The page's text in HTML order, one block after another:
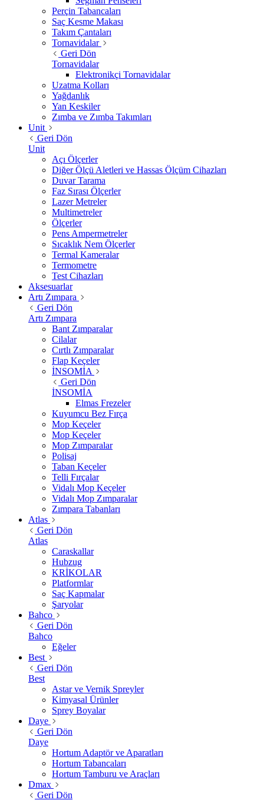
Perçin Tabancaları
Saç Kesme Makası
Takım Çantaları
Tornavidalar
Geri Dön
Tornavidalar
Elektronikçi Tornavidalar
Uzatma Kolları
Yağdanlık
Yan Keskiler
Zımba ve Zımba Takımları
Unit
Geri Dön
Unit
Açı Ölçerler
Diğer Ölçü Aletleri ve Hassas Ölçüm Cihazları
Duvar Tarama
Faz Sırası Ölçerler
Lazer Metreler
Multimetreler
Ölçerler
Pens Ampermetreler
Sıcaklık Nem Ölçerler
Termal Kameralar
Termometre
Test Cihazları
Aksesuarlar
Artı Zımpara
Geri Dön
Artı Zımpara
Bant Zımparalar
Cilalar
Cırtlı Zımparalar
Flap Keçeler
İNSOMİA
Geri Dön
İNSOMİA
Elmas Frezeler
Kuyumcu Bez Fırça
Mop Keçeler
Mop Keçeler
Mop Zımparalar
Polisaj
Taban Keçeler
Telli Fırçalar
Vidalı Mop Keçeler
Vidalı Mop Zımparalar
Zımpara Tabanları
Atlas
Geri Dön
Atlas
Caraskallar
Hubzug
KRİKOLAR
Platformlar
Saç Kapmalar
Şaryolar
Bahco
Geri Dön
Bahco
Eğeler
Best
Geri Dön
Best
Astar ve Vernik Spreyler
Kimyasal Ürünler
Sprey Boyalar
Daye
Geri Dön
Daye
Hortum Adaptör ve Aparatları
Hortum Tabancaları
Hortum Tamburu ve Araçları
Dmax
Geri Dön